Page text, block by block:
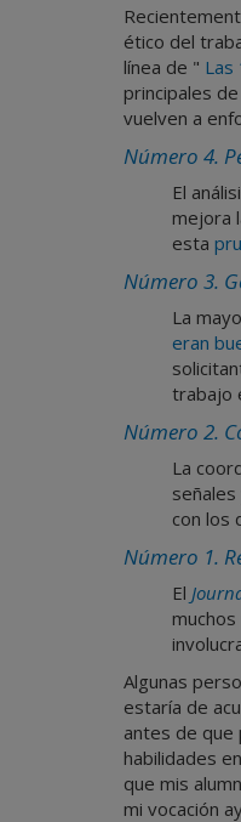
ético del
línea de " Las
principales
vuelven a
Número 4.
El
mejora
esta
Número 3.
La
eran
trabajo
Número 2.
La
con los
Número 1.
El
Algunas
estaría de
antes de que
habilidades
que mis
mi vocación